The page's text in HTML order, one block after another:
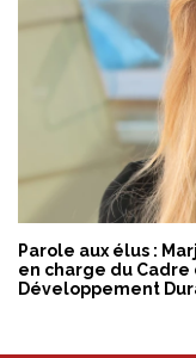
Parole aux élus :
en charge du Cadre
Développement